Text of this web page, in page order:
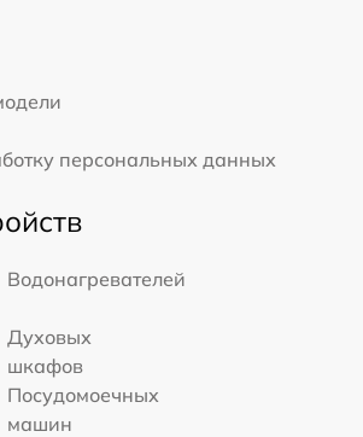
персональных данных
Водонагревателей
Духовых
шкафов
Посудомоечных
машин